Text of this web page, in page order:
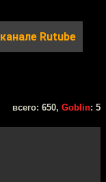
канале Rutube
всего: 650, Goblin: 5